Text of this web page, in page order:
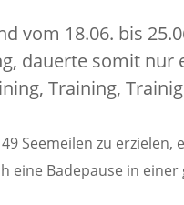
vom 18.06. bis
dauerte somit nur
Training,
Seemeilen zu
eine Badepause in